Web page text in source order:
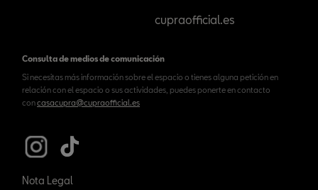
cupraofficial.es
Consulta de medios de comunicación
Si necesitas más información sobre el espacio o tienes alguna petición en
relación con el espacio o sus actividades, puedes ponerte en contacto
concasacupra@cupraofficial.es
Nota Legal